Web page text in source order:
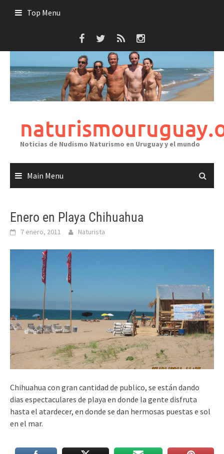
Top Menu
Noticias de Nudismo Naturismo en Uruguay y el mundo
Main Menu
Enero en Playa Chihuahua
7 enero, 2011 Naturista
Chihuahua con gran cantidad de publico, se están dando
dias espectaculares de playa en donde la gente disfruta
hasta el atardecer, en donde se dan hermosas puestas e sol
en el mar.